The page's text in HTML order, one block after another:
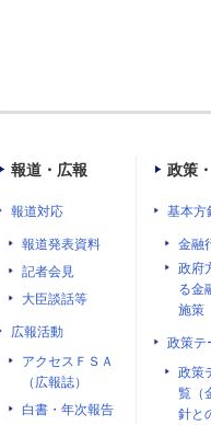
報道・広報
報道対応
報道発表資料
記者会見
大臣談話等
広報活動
アクセスＦＳＡ
（広報誌）
白書・年次報告
政策
基本方
金融
政府
る金
施策
政策テ
政策
覧（
針と